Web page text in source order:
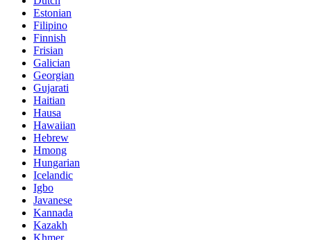
Estonian
Filipino
Finnish
Frisian
Galician
Georgian
Gujarati
Haitian
Hausa
Hawaiian
Hebrew
Hmong
Hungarian
Icelandic
Igbo
Javanese
Kannada
Kazakh
Khmer